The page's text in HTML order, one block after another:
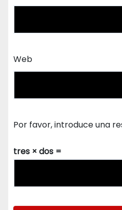
Web
Por favor, introduce una
tres × dos =